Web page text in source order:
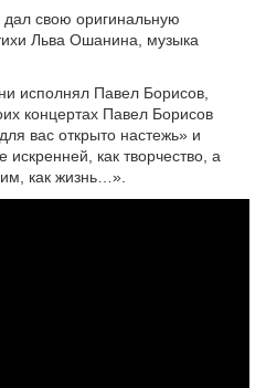
свою оригинальную
Льва Ошанина, музыка
исполнял Павел Борисов,
концертах Павел Борисов
вас открыто настежь» и
как творчество, а
как жизнь…».